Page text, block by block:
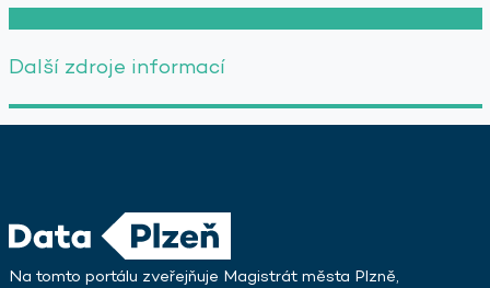
Další zdroje informací
Na tomto portálu zveřejňuje Magistrát města Plzně,